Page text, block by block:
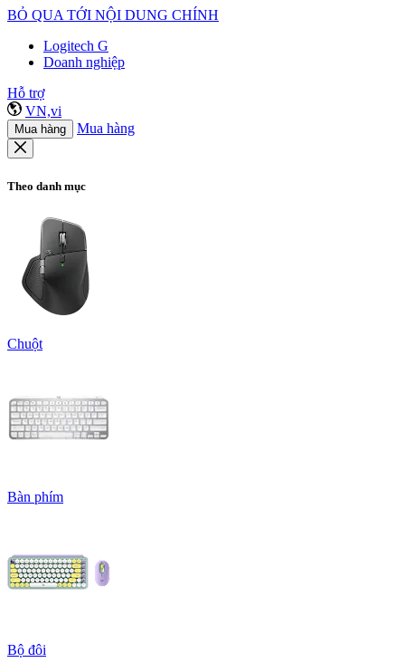
BỎ QUA TỚI NỘI DUNG CHÍNH
Logitech G
Doanh nghiệp
Hỗ trợ
VN,vi
Mua hàng Mua hàng
Theo danh mục
Chuột
Bàn phím
Bộ đôi